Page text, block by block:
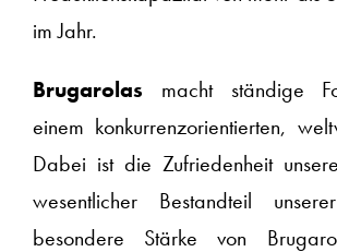
im Jahr.
Brugarolas macht ständige
einem konkurrenzorientierten,
Dabei ist die Zufriedenheit
wesentlicher Bestandteil
besondere Stärke von